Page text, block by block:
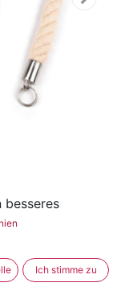
besseres
Ich stimme zu